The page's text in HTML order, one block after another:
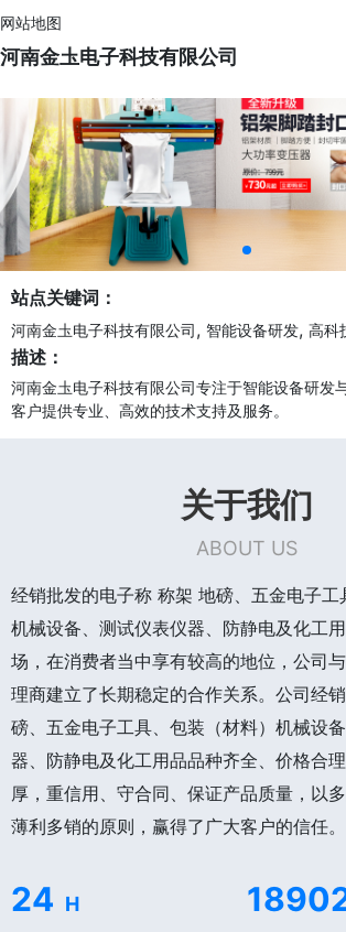
网站地图
河南金圡电子科技有限公司
站点关键词：
河南金圡电子科技有限公司, 智能设备研发, 高科
描述：
河南金圡电子科技有限公司专注于智能设备研发
客户提供专业、高效的技术支持及服务。
关于我们
ABOUT US
经销批发的电子称 称架 地磅、五金电子工
机械设备、测试仪表仪器、防静电及化工
场，在消费者当中享有较高的地位，公司
理商建立了长期稳定的合作关系。公司经
磅、五金电子工具、包装（材料）机械设
器、防静电及化工用品品种齐全、价格合
厚，重信用、守合同、保证产品质量，以
薄利多销的原则，赢得了广大客户的信任。
24 H